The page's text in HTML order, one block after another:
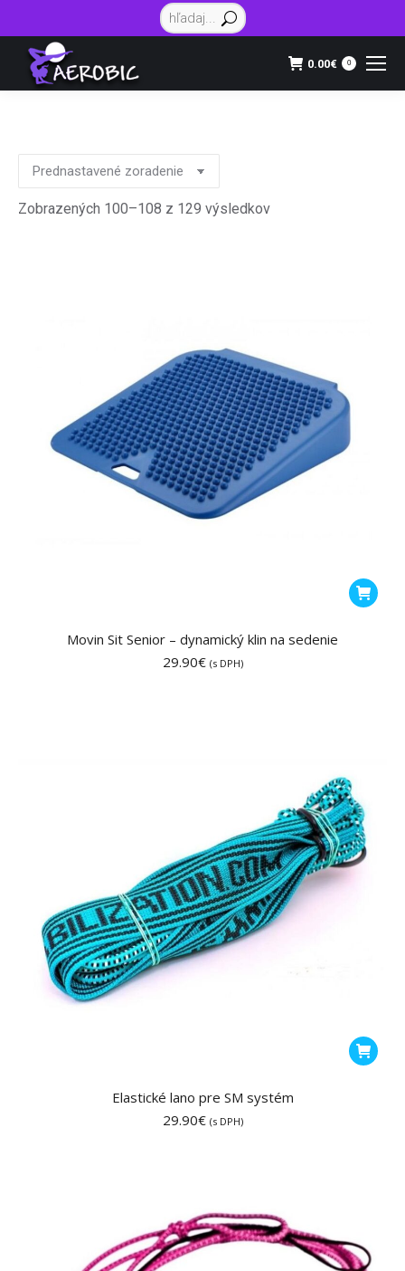
Vyhľadávanie:
0.00€ 0
Zobrazených 100–108 z 129 výsledkov
Movin Sit Senior – dynamický klin na sedenie
29.90€ (s DPH)
Elastické lano pre SM systém
29.90€ (s DPH)